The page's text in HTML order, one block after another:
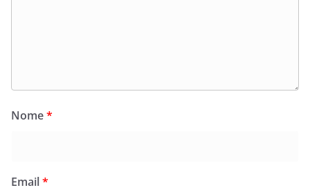
Nome*
Email*